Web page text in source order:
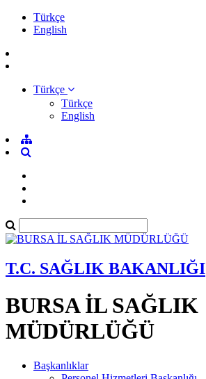
Türkçe
English
Türkçe
Türkçe
English
T.C. SAĞLIK BAKANLIĞI
BURSA İL SAĞLIK
MÜDÜRLÜĞÜ
Başkanlıklar